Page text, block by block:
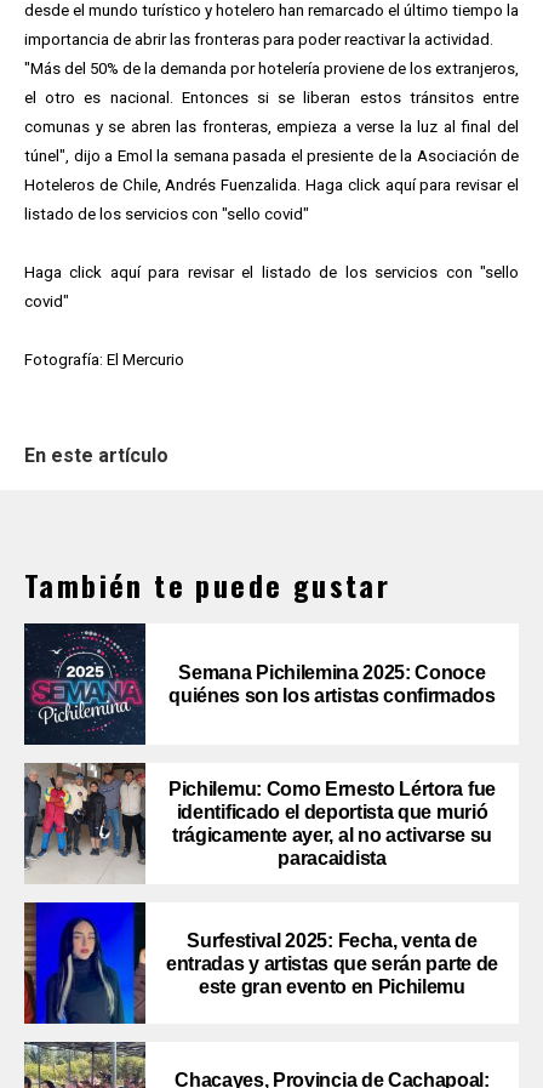
desde el mundo turístico y hotelero han remarcado el último tiempo la
importancia de abrir las fronteras para poder reactivar la actividad.
"Más del 50% de la demanda por hotelería proviene de los extranjeros,
el otro es nacional. Entonces si se liberan estos tránsitos entre
comunas y se abren las fronteras, empieza a verse la luz al final del
túnel", dijo a Emol la semana pasada el presiente de la Asociación de
Hoteleros de Chile, Andrés Fuenzalida. Haga click aquí para revisar el
listado de los servicios con "sello covid"
Haga click aquí para revisar el listado de los servicios con "sello
covid"
Fotografía: El Mercurio
En este artículo
También te puede gustar
Semana Pichilemina 2025: Conoce
quiénes son los artistas confirmados
Pichilemu: Como Ernesto Lértora fue
identificado el deportista que murió
trágicamente ayer, al no activarse su
paracaidista
Surfestival 2025: Fecha, venta de
entradas y artistas que serán parte de
este gran evento en Pichilemu
Chacayes, Provincia de Cachapoal: